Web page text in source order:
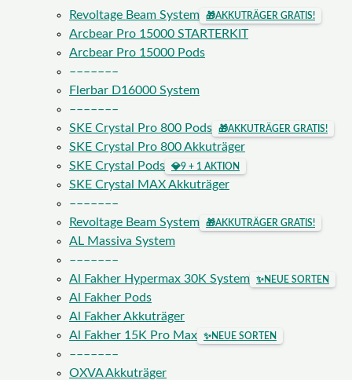
Revoltage Beam System
🎁AKKUTRÄGER GRATIS!
Arcbear Pro 15000 STARTERKIT
Arcbear Pro 15000 Pods
–––––––
Flerbar D16000 System
–––––––
SKE Crystal Pro 800 Pods
🎁AKKUTRÄGER GRATIS!
SKE Crystal Pro 800 Akkuträger
SKE Crystal Pods
💎9 + 1 AKTION
SKE Crystal MAX Akkuträger
–––––––
Revoltage Beam System
🎁AKKUTRÄGER GRATIS!
AL Massiva System
–––––––
Al Fakher Hypermax 30K System
✨NEUE SORTEN
Al Fakher Pods
Al Fakher Akkuträger
Al Fakher 15K Pro Max
✨NEUE SORTEN
–––––––
OXVA Akkuträger